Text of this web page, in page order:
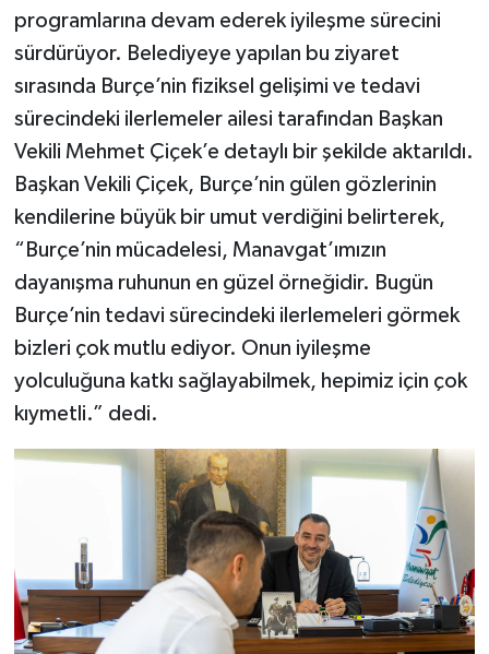
programlarına devam ederek iyileşme sürecini
sürdürüyor. Belediyeye yapılan bu ziyaret
sırasında Burçe’nin fiziksel gelişimi ve tedavi
sürecindeki ilerlemeler ailesi tarafından Başkan
Vekili Mehmet Çiçek’e detaylı bir şekilde aktarıldı.
Başkan Vekili Çiçek, Burçe’nin gülen gözlerinin
kendilerine büyük bir umut verdiğini belirterek,
“Burçe’nin mücadelesi, Manavgat’ımızın
dayanışma ruhunun en güzel örneğidir. Bugün
Burçe’nin tedavi sürecindeki ilerlemeleri görmek
bizleri çok mutlu ediyor. Onun iyileşme
yolculuğuna katkı sağlayabilmek, hepimiz için çok
kıymetli.” dedi.